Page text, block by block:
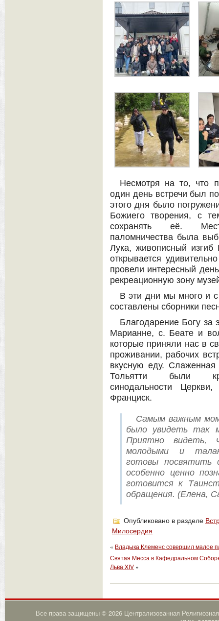
Несмотря на то, что
один день встречи был
этого дня было
Божиего творения, с
сохранять её.
паломничества была
Лука, живописный
открывается
провели интересный
рекреационную зону
В эти дни мы много и
составлены сборники
Благодарение Богу за
Марианне, с. Беате и
которые приняли нас в
проживании, рабочих
вкусную еду.
Тольятти были
синодальности
Франциск.
Самым важным
было увидеть так
Приятно видеть,
молодыми и
готовы посвятить
особенно ценно
готовится к
обращения. (Елена,
Опубликовано в разделе
Милосердия
« Владыка Клеменс совершил малое
Святая Месса в Кафедральном
Льва XIV »
Все права защищены © 2026 Централизованная